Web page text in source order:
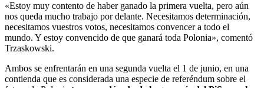
«Estoy muy contento de haber ganado la primera vuelta, pero aún
nos queda mucho trabajo por delante. Necesitamos determinación,
necesitamos vuestros votos, necesitamos convencer a todo el
mundo. Y estoy convencido de que ganará toda Polonia», comentó
Trzaskowski.
Ambos se enfrentarán en una segunda vuelta el 1 de junio, en una
contienda que es considerada una especie de referéndum sobre el